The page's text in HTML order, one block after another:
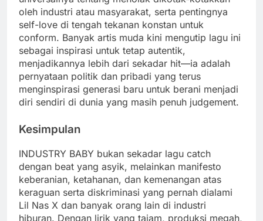
oleh industri atau masyarakat, serta pentingnya
self-love di tengah tekanan konstan untuk
conform. Banyak artis muda kini mengutip lagu ini
sebagai inspirasi untuk tetap autentik,
menjadikannya lebih dari sekadar hit—ia adalah
pernyataan politik dan pribadi yang terus
menginspirasi generasi baru untuk berani menjadi
diri sendiri di dunia yang masih penuh judgement.
Kesimpulan
INDUSTRY BABY bukan sekadar lagu catch
dengan beat yang asyik, melainkan manifesto
keberanian, ketahanan, dan kemenangan atas
keraguan serta diskriminasi yang pernah dialami
Lil Nas X dan banyak orang lain di industri
hiburan. Dengan lirik yang tajam, produksi megah,